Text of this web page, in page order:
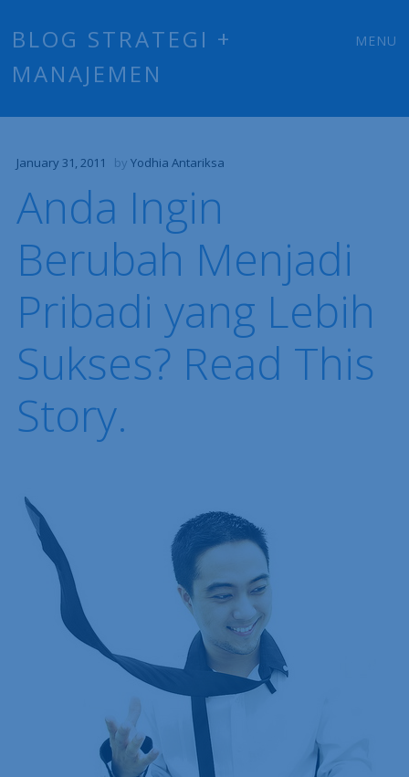
BLOG STRATEGI +
MANAJEMEN
MENU
January 31, 2011 by Yodhia Antariksa
Anda Ingin
Berubah Menjadi
Pribadi yang Lebih
Sukses? Read This
Story.